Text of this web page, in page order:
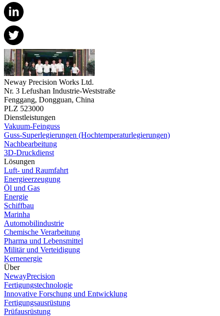
Neway Precision Works Ltd.
Nr. 3 Lefushan Industrie-Weststraße
Fenggang, Dongguan, China
PLZ 523000
Dienstleistungen
Vakuum-Feinguss
Guss-Superlegierungen (Hochtemperaturlegierungen)
Nachbearbeitung
3D-Druckdienst
Lösungen
Luft- und Raumfahrt
Energieerzeugung
Öl und Gas
Energie
Schiffbau
Marinha
Automobilindustrie
Chemische Verarbeitung
Pharma und Lebensmittel
Militär und Verteidigung
Kernenergie
Über
NewayPrecision
Fertigungstechnologie
Innovative Forschung und Entwicklung
Fertigungsausrüstung
Prüfausrüstung